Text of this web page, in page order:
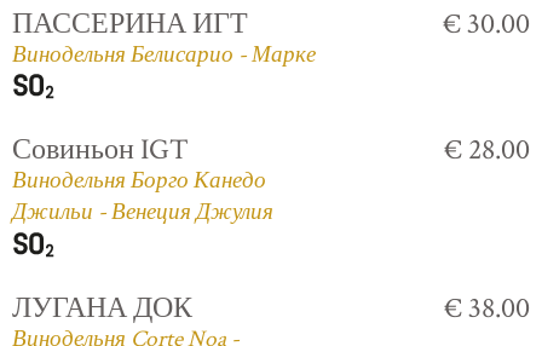
ПАССЕРИНА ИГТ
Винодельня Белисарио - Марке
€ 30.00
Совиньон IGT
Винодельня Борго Канедо
Джильи - Венеция Джулия
€ 28.00
ЛУГАНА ДОК
Винодельня Corte Noa -
€ 38.00